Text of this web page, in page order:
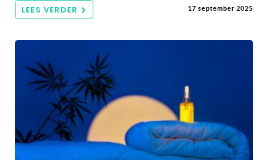
LEES VERDER 17 september 2025